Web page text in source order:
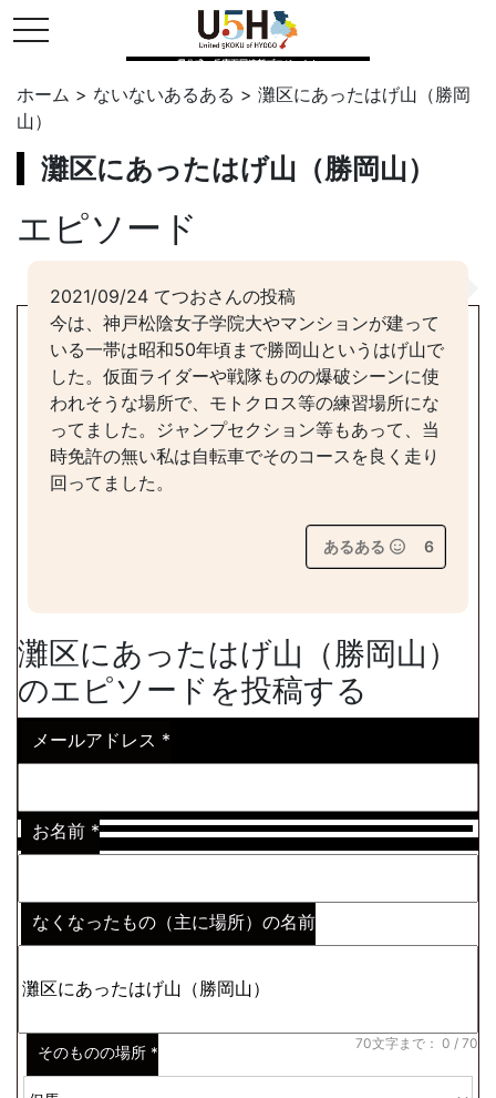
toggle navigation
県公式・兵庫五国連邦プロジェクト
ホーム > ないないあるある > 灘区にあったはげ山（勝岡
山）
灘区にあったはげ山（勝岡山）
エピソード
2021/09/24 てつおさんの投稿
今は、神戸松陰女子学院大やマンションが建って
いる一帯は昭和50年頃まで勝岡山というはげ山で
した。仮面ライダーや戦隊ものの爆破シーンに使
われそうな場所で、モトクロス等の練習場所にな
ってました。ジャンプセクション等もあって、当
時免許の無い私は自転車でそのコースを良く走り
回ってました。
あるある 6
灘区にあったはげ山（勝岡山）
のエピソードを投稿する
メールアドレス *
お名前 *
なくなったもの（主に場所）の名前
70文字まで： 0 / 70
そのものの場所 *